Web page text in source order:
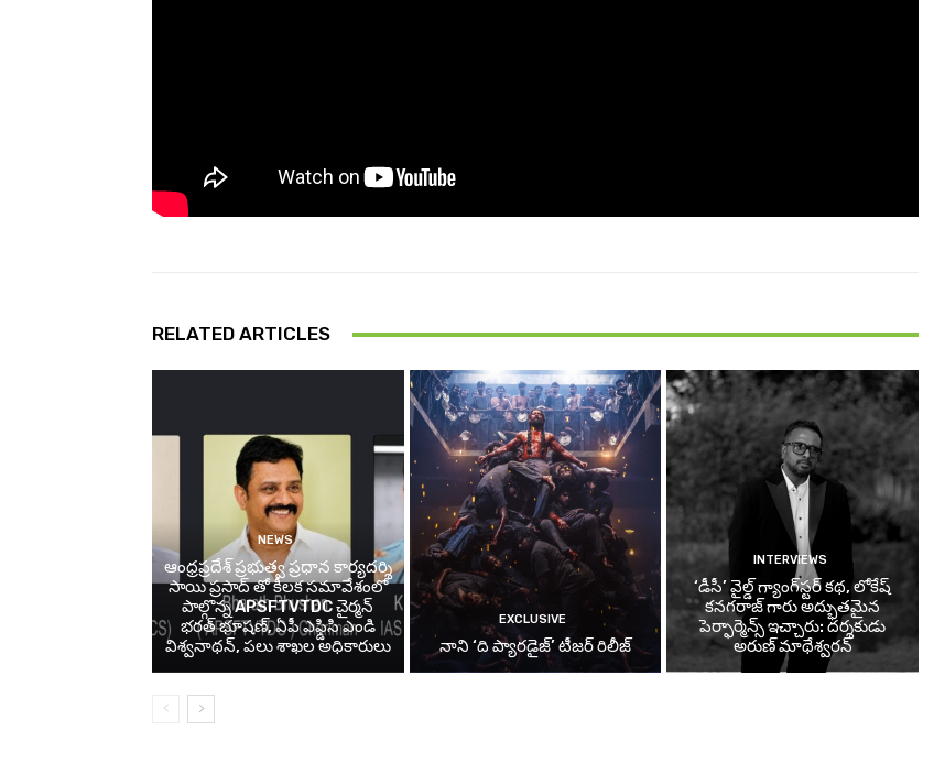
RELATED ARTICLES
NEWS
ఆంధ్రప్రదేశ్ ప్రభుత్వ ప్రధాన కార్యదర్శి
సాయి ప్రసాద్ తో కీలక సమావేశంలో
పాల్గొన్న APSFTVTDC చైర్మన్
భరత్ భూషణ్, ఏపీ ఎఫ్డిసి ఎండి
విశ్వనాథన్, పలు శాఖల అధికారులు
EXCLUSIVE
నాని ‘ది ప్యారడైజ్’ టీజర్‌ రిలీజ్
INTERVIEWS
‘డీసీ’ వైల్డ్ గ్యాంగ్‌స్టర్ కథ, లోకేష్
కనగరాజ్ గారు అద్భుతమైన
పెర్ఫార్మెన్స్ ఇచ్చారు: దర్శకుడు
అరుణ్ మాథేశ్వరన్